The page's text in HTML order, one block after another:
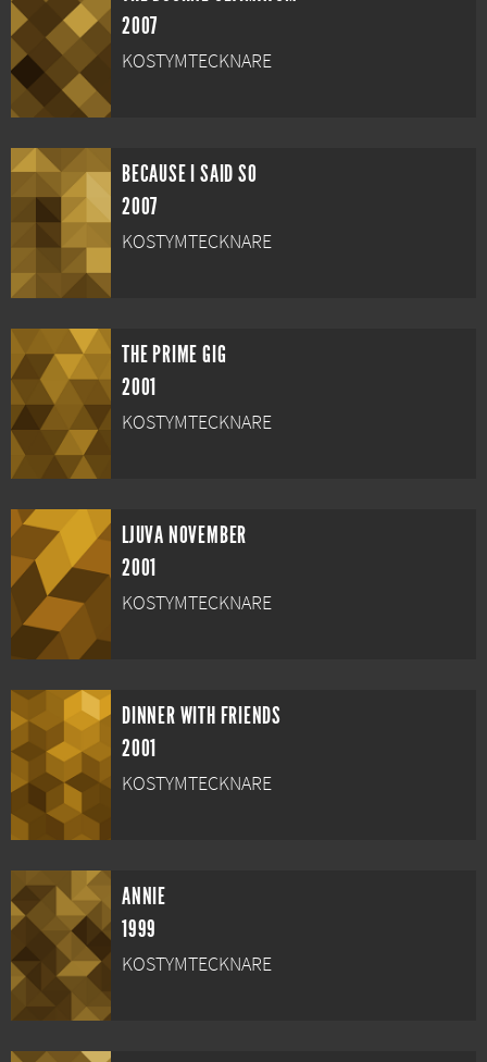
2007
KOSTYMTECKNARE
BECAUSE I SAID SO
2007
KOSTYMTECKNARE
THE PRIME GIG
2001
KOSTYMTECKNARE
LJUVA NOVEMBER
2001
KOSTYMTECKNARE
DINNER WITH FRIENDS
2001
KOSTYMTECKNARE
ANNIE
1999
KOSTYMTECKNARE